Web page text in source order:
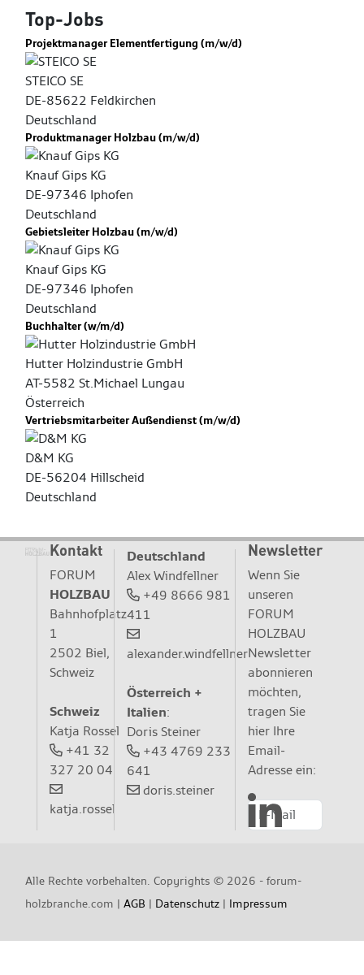
Top-Jobs
Projektmanager Elementfertigung (m/w/d)
STEICO SE
DE-85622 Feldkirchen
Deutschland
Produktmanager Holzbau (m/w/d)
Knauf Gips KG
DE-97346 Iphofen
Deutschland
Gebietsleiter Holzbau (m/w/d)
Knauf Gips KG
DE-97346 Iphofen
Deutschland
Buchhalter (w/m/d)
Hutter Holzindustrie GmbH
AT-5582 St.Michael Lungau
Österreich
Vertriebsmitarbeiter Außendienst (m/w/d)
D&M KG
DE-56204 Hillscheid
Deutschland
Kontakt
FORUM
HOLZBAU
Bahnhofplatz
1
2502 Biel,
Schweiz
Schweiz
Katja Rossel
+41 32
327 20 04
katja.rossel
Deutschland
Alex Windfellner
+49 8666 981
411
alexander.windfellner
Österreich +
Italien:
Doris Steiner
+43 4769 233
641
doris.steiner
Newsletter
Wenn Sie
unseren
FORUM
HOLZBAU
Newsletter
abonnieren
möchten,
tragen Sie
hier Ihre
Email-
Adresse ein:
Alle Rechte vorbehalten. Copyrights © 2026 - forum-
holzbranche.com |AGB | Datenschutz | Impressum